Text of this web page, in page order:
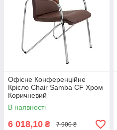
Офісне Конференційне
Крісло Chair Samba CF Хром
Коричневий
В наявності
6 018,10 ₴ 7 900 ₴